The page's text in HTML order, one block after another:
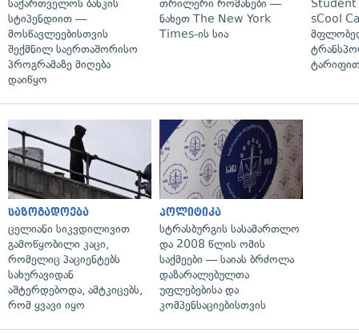
საქართველოს ბანკის
სტიპენდიით —
მოსწავლეებისთვის
შექმნილ საერთაშორისო
პროგრამაზე მიღება
დაიწყო
თრილერი რომანები —
ნახეთ The New York
Times-ის სია
Student
sCool
საზოგადოება
ცელიანი სიკვდილივით
გამოწყობილი კაცი,
რომელიც პაციენტებს
სახურავიდან
აშტერდებოდა, ამტკიცებს,
რომ ყვავი იყო
პოლიტიკა
სტრასბურგის სასამართლო
და 2008 წლის ომის
საქმეები — საიას ბრძოლა
დაზარალებულთა
უფლებებისა და
კომპენსაციებისთვის